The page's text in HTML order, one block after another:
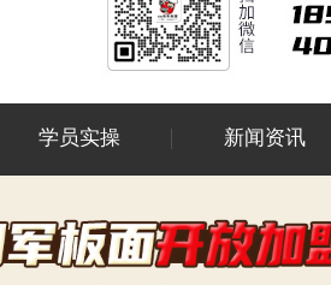
学员实操 新闻资讯